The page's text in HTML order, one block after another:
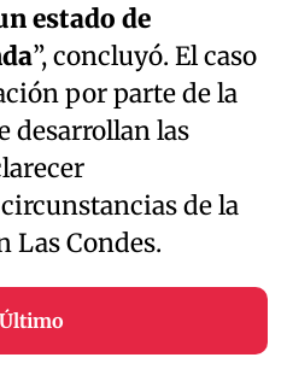
estado de
”, concluyó. El caso
por parte de la
desarrollan las
de la
Las Condes.